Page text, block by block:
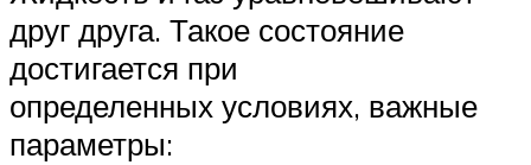
друг друга. Такое состояние
достигается при
определенных условиях, важные
параметры: